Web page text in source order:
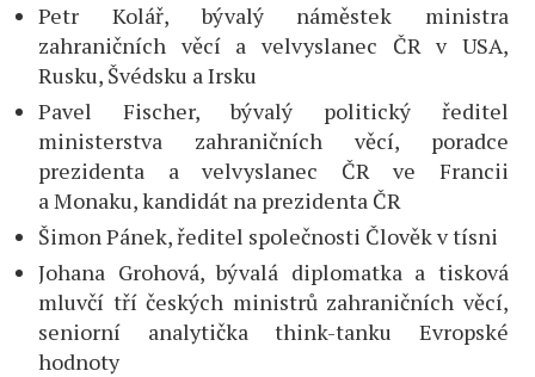
Petr Kolář, bývalý náměstek ministra
zahraničních věcí a velvyslanec ČR v USA,
Rusku, Švédsku a Irsku
Pavel Fischer, bývalý politický ředitel
ministerstva zahraničních věcí, poradce
prezidenta a velvyslanec ČR ve Francii
a Monaku, kandidát na prezidenta ČR
Šimon Pánek, ředitel společnosti Člověk v tísni
Johana Grohová, bývalá diplomatka a tisková
mluvčí tří českých ministrů zahraničních věcí,
seniorní analytička think-tanku Evropské
hodnoty